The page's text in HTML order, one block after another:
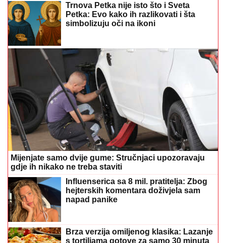
Trnova Petka nije isto što i Sveta
Petka: Evo kako ih razlikovati i šta
simbolizuju oči na ikoni
Mijenjate samo dvije gume: Stručnjaci upozoravaju
gdje ih nikako ne treba staviti
Influenserica sa 8 mil. pratitelja: Zbog
hejterskih komentara doživjela sam
napad panike
Brza verzija omiljenog klasika: Lazanje
s tortiljama gotove za samo 30 minuta